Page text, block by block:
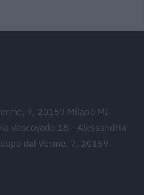
7, 20159 Milano MI
Vescovado 18 - Alessandria
dal Verme, 7, 20159